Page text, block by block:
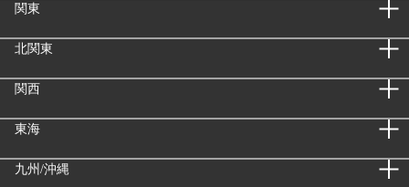
関東
北関東
関西
東海
九州/沖縄